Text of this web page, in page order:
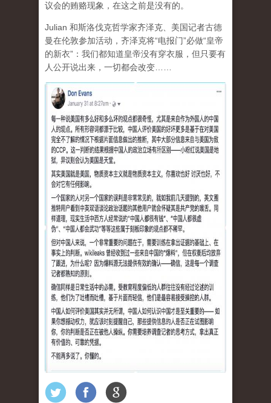
议会的贿赂现象，在这之前是没有的。
Julian 和斯洛伐克哲学家齐泽克、美国记者古德
曼在伦敦参加活动，齐泽克将“电报门”必做“皇帝
的新衣”：我们都知道皇帝没有穿衣服，但只要有
人公开说出来，一切都会改变……